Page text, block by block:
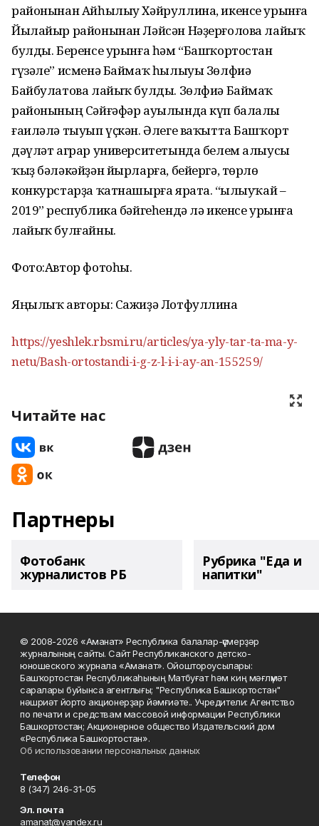
районынан Айһылыу Хәйруллина, икенсе урынға
Йылайыр районынан Ләйсән Нәҙерғолова лайыҡ
булды. Беренсе урынға һәм “Башҡортостан
гүзәле” исменә Баймаҡ һылыуы Зөлфиә
Байбулатова лайыҡ булды. Зөлфиә Баймаҡ
районының Сәйғәфәр ауылында күп балалы
ғаиләлә тыуып үҫкән. Әлеге ваҡытта Башҡорт
дәүләт аграр университетында белем алыусы
ҡыҙ бәләкәйҙән йырларға, бейергә, төрлө
конкурстарҙа ҡатнашырға ярата. “Һылыуҡай –
2019” республика бәйгеһендә лә икенсе урынға
лайыҡ булғайны.
Фото:Автор фотоһы.
Яңылыҡ авторы: Сажиҙә Лотфуллина
https://yeshlek.rbsmi.ru/articles/ya-yly-tar-ta-ma-y-
netu/Bash-ortostandi-i-g-z-l-i-i-ay-an-155259/
Читайте нас
Партнеры
Фотобанк
журналистов РБ
Рубрика "Еда и
напитки"
© 2008-2026 «Аманат» Республика балалар-үҫмерҙәр
журналының сайты. Сайт Республиканского детско-
юношеского журнала «Аманат». Ойоштороусылары:
Башҡортостан Республикаһының Матбуғат һәм киң мәғлүмәт
саралары буйынса агентлығы; "Республика Башкортостан"
нәшриәт йорто акционерҙар йәмғиәте.. Учредители: Агентство
по печати и средствам массовой информации Республики
Башкортостан; Акционерное общество Издательский дом
«Республика Башкортостан».
Об использовании персональных данных
Телефон
8 (347) 246-31-05
Эл. почта
amanat@yandex.ru